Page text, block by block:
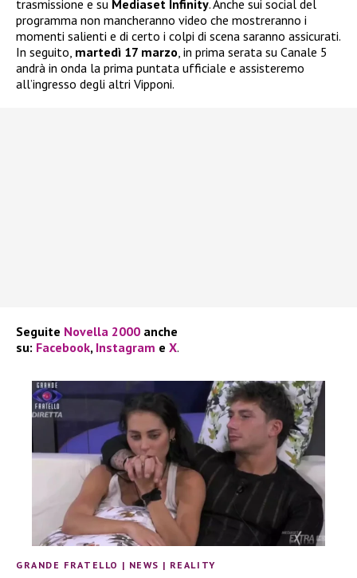
trasmissione e su Mediaset Infinity. Anche sui social del
programma non mancheranno video che mostreranno i
momenti salienti e di certo i colpi di scena saranno assicurati.
In seguito, martedì 17 marzo, in prima serata su Canale 5
andrà in onda la prima puntata ufficiale e assisteremo
all’ingresso degli altri Vipponi.
Seguite Novella 2000 anche
su: Facebook, Instagram e X.
GRANDE FRATELLO | NEWS | REALITY